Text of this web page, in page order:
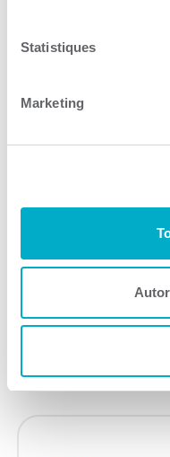
Statistiques
Marketing
Consulter le
Groupe
Consulter le